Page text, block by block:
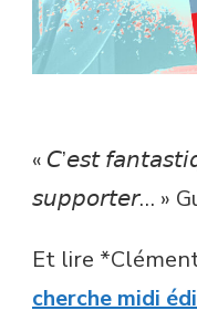
« 𝘊’𝘦𝘴𝘵
𝘴𝘶𝘱𝘱𝘰𝘳𝘵𝘦𝘳… »
Et lire
cherche midi